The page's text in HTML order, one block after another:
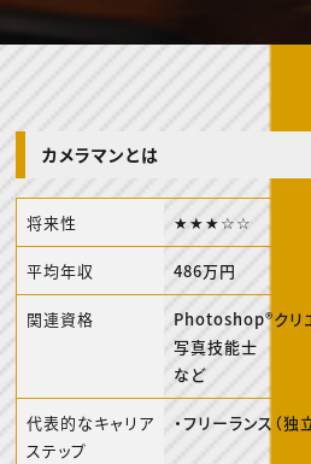
スキルアップしたい！
スキルアップしたい！ トップ
デザイン
動画配信・映像制作
マーケティング
ディレクション
業界解説・キャリア事情
お役立ち基礎知識
TOP Creator’s コラム
TOP Creator’s コラム トップ
アプリクリエイター
映像クリエイター
マーケッター
クリエイターインタビュー
C＆R Magazine
ニュース・トレンド
ニュース・トレンド トップ
Web
映像
ゲーム・エンタメ
広告
出版
CREATIVE VILLAGEからのお知
プロフェッショナル×つな
カメラマンとは
将来性 ★★★☆☆
平均年収 486万円
関連資格
Photoshop®クリ
写真技能士
など
代表的なキャリア
ステップ
・フリーランス（独